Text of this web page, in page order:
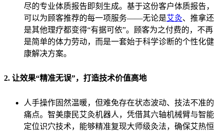
尽的专业体质报告即刻生成。基于这份客户体质报告，
可以为顾客推荐的每一项服务——无论是艾灸、推拿还
是其他理疗都变得“有据可依”。顾客为之付费的，不再
是简单的体力劳动，而是一套始于科学诊断的个性化健
康解决方案。
2. 让效果“精准无误”，打造技术价值高地
人手操作固然温暖，但难免存在状态波动、技法不准的
痛点。智美康民艾灸机器人，凭借其六轴机械臂与智能
定位识穴技术，能够精准复现大师级灸法，确保艾热恒